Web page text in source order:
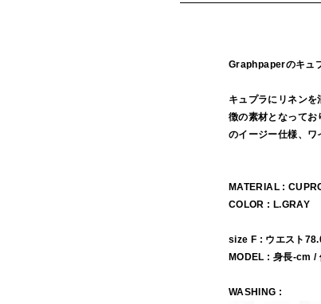
Graphpaperのキュ
キュプラにリネン
徴の素材となってお
のイージー仕様、ワ
MATERIAL :
COLOR : L.GRAY
size F : ウエスト
MODEL : 身長-cm /
WASHING :